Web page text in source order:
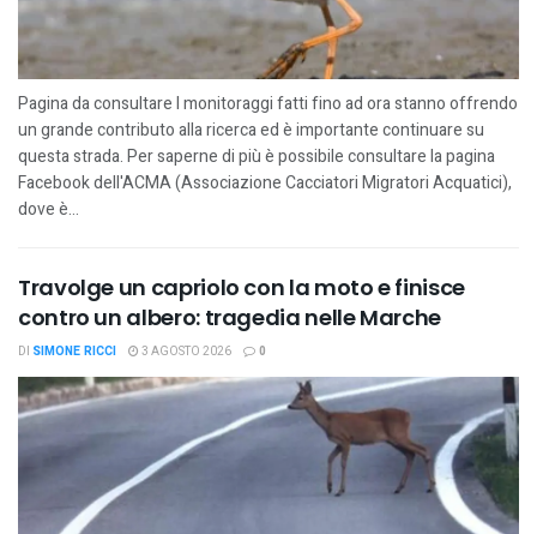
Pagina da consultare I monitoraggi fatti fino ad ora stanno offrendo
un grande contributo alla ricerca ed è importante continuare su
questa strada. Per saperne di più è possibile consultare la pagina
Facebook dell'ACMA (Associazione Cacciatori Migratori Acquatici),
dove è...
Travolge un capriolo con la moto e finisce
contro un albero: tragedia nelle Marche
DI SIMONE RICCI 3 AGOSTO 2026 0